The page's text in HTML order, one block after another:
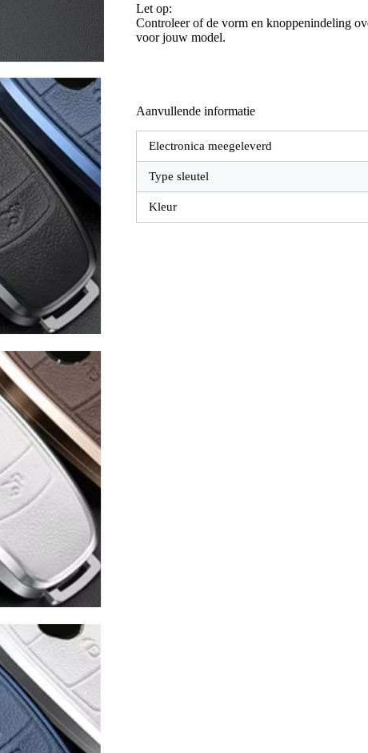
Let op:
Controleer of de vorm en knoppenindeling
voor jouw model.
Aanvullende informatie
Electronica meegeleverd
Type sleutel
Kleur